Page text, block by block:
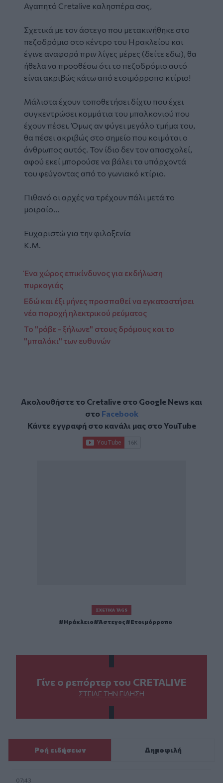
Αγαπητό Cretalive καλησπέρα σας,
Σχετικά με τον άστεγο που μετακινήθηκε στο
πεζοδρόμιο στο κέντρο του Ηρακλείου και
έγινε αναφορά πριν λίγες μέρες (δείτε εδω), θα
ήθελα να προσθέσω ότι το πεζοδρόμιο αυτό
είναι ακριβώς κάτω από ετοιμόρροπο κτίριο!
Μάλιστα έχουν τοποθετήσει δίχτυ που έχει
συγκεντρώσει κομμάτια του μπαλκονιού που
έχουν πέσει. Όμως αν φύγει μεγάλο τμήμα του,
θα πέσει ακριβώς στο σημείο που κοιμάται ο
άνθρωπος αυτός. Τον ίδιο δεν τον απασχολεί,
αφού εκεί μπορούσε να βάλει τα υπάρχοντά
του φεύγοντας από το γωνιακό κτίριο.
Πιθανό οι αρχές να τρέχουν πάλι μετά το
μοιραίο...
Ευχαριστώ για την φιλοξενία
Κ.Μ.
Ένα χώρος επικίνδυνος για εκδήλωση
πυρκαγιάς
Εδώ και έξι μήνες προσπαθεί να εγκαταστήσει
νέα παροχή ηλεκτρικού ρεύματος
Το "ράβε - ξήλωνε" στους δρόμους και το
"μπαλάκι" των ευθυνών
Ακολουθήστε το Cretalive στο Google Newsκαι
στο Facebook
Κάντε εγγραφή στο κανάλι μας στοYouTube
ΣΧΕΤΙΚΆ TAGS
Ηράκλειο Άστεγος Ετοιμόρροπο
Γίνε ο ρεπόρτερ του CRETALIVE
ΣΤΕΊΛΕ ΤΗΝ ΕΊΔΗΣΗ
Ροή ειδήσεων Δημοφιλή
07:43